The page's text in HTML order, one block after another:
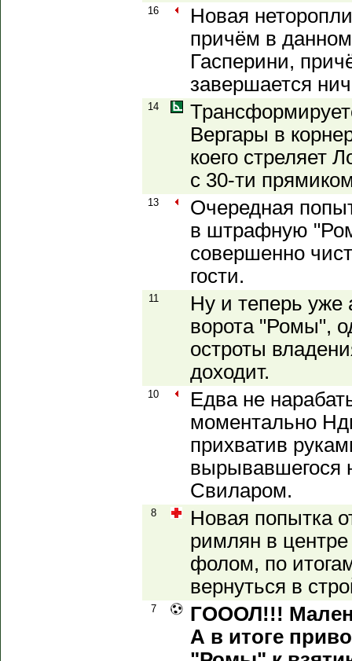
16
Новая
причём в
Гасперини,
завершается
14
Вергары в
коего стреляет
с 30-ти
13
Очередная
в штрафную
совершенно
гости.
11
Ну и теперь уже
ворота "Ромы",
остроты
доходит.
10
Едва не
моментально
прихватив
вырывавшегося
Свиларом.
8
Новая попытка
римлян в
фолом, по
вернуться в
7
ГОООЛ!!!
А в итоге